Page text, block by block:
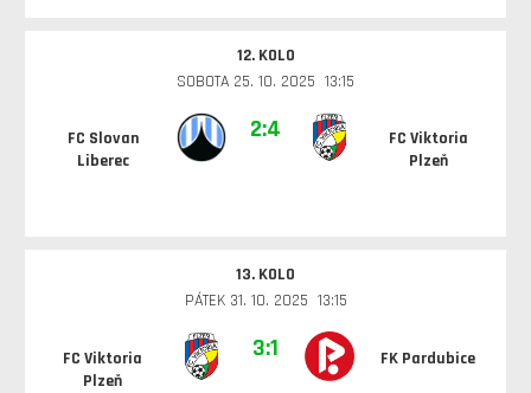
12. KOLO
SOBOTA 25. 10. 2025 13:15
FC Slovan
Liberec
2:4
FC Viktoria
Plzeň
13. KOLO
PÁTEK 31. 10. 2025 13:15
FC Viktoria
Plzeň
3:1 FK Pardubice